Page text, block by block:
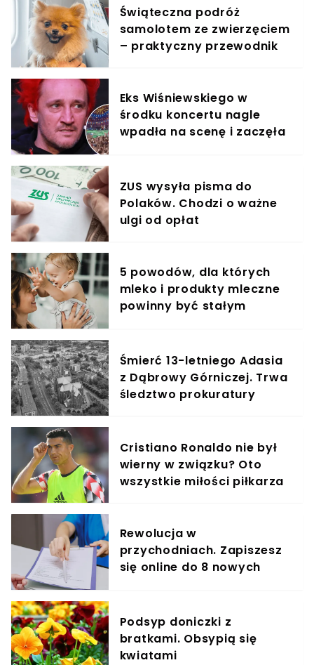
Świąteczna podróż
samolotem ze zwierzęciem
– praktyczny przewodnik
Eks Wiśniewskiego w
środku koncertu nagle
wpadła na scenę i zaczęła
ZUS wysyła pisma do
Polaków. Chodzi o ważne
ulgi od opłat
5 powodów, dla których
mleko i produkty mleczne
powinny być stałym
Śmierć 13-letniego Adasia
z Dąbrowy Górniczej. Trwa
śledztwo prokuratury
Cristiano Ronaldo nie był
wierny w związku? Oto
wszystkie miłości piłkarza
Rewolucja w
przychodniach. Zapiszesz
się online do 8 nowych
Podsyp doniczki z
bratkami. Obsypią się
kwiatami